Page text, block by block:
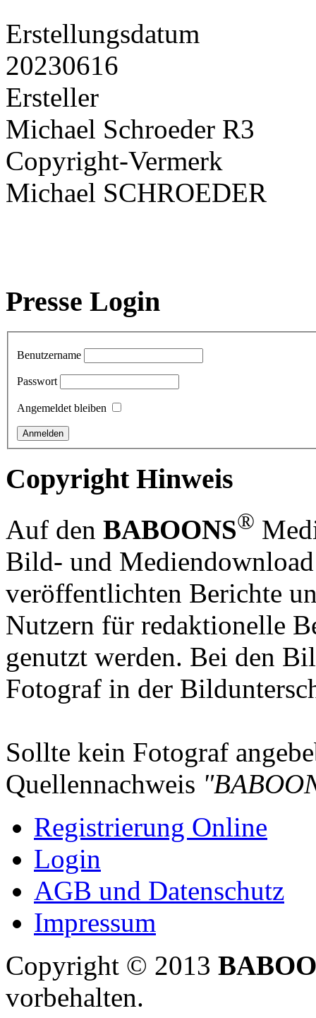
Erstellungsdatum
20230616
Ersteller
Michael Schroeder R3
Copyright-Vermerk
Michael SCHROEDER
Presse Login
Benutzername
Passwort
Angemeldet bleiben
Copyright Hinweis
Auf den BABOONS®
Bild- und
veröffentlichten Berichte
Nutzern für redaktionelle
genutzt werden. Bei den
Fotograf in der
Sollte kein Fotograf
Quellennachweis
Registrierung Online
Login
AGB und Datenschutz
Impressum
Copyright © 2013
vorbehalten.